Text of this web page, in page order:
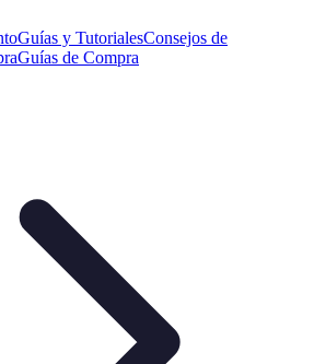
Guías y TutorialesConsejos de
Guías de Compra